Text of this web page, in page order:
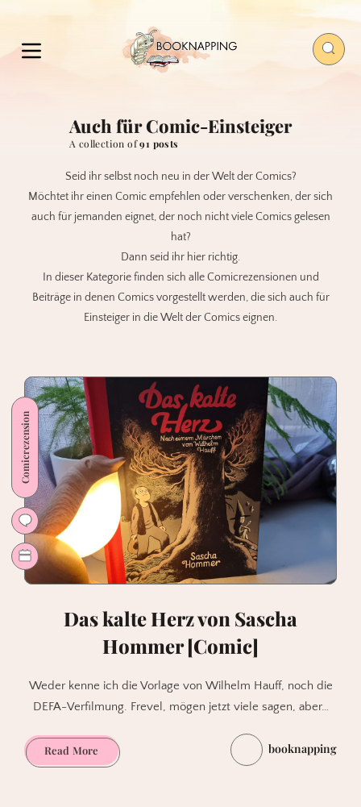
Auch für Comic-Einsteiger
A collection of91 posts
Seid ihr selbst noch neu in der Welt der Comics?
Möchtet ihr einen Comic empfehlen oder verschenken, der sich
auch für jemanden eignet, der noch nicht viele Comics gelesen
hat?
Dann seid ihr hier richtig.
In dieser Kategorie finden sich alle Comicrezensionen und
Beiträge in denen Comics vorgestellt werden, die sich auch für
Einsteiger in die Welt der Comics eignen.
Comicrezension
Das kalte Herz von Sascha
Hommer [Comic]
Weder kenne ich die Vorlage von Wilhelm Hauff, noch die
DEFA-Verfilmung. Frevel, mögen jetzt viele sagen, aber…
Read MoreDas
kalte
booknapping